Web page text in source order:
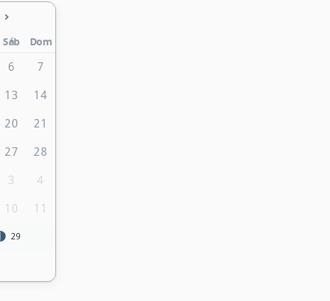
Sáb
Dom
6 7
13 14
20 21
27 28
3 4
10 11
29